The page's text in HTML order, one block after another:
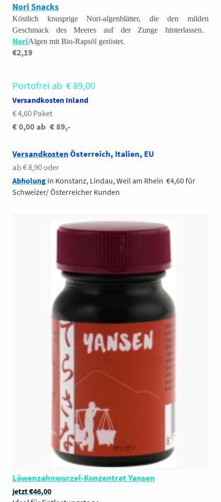
Nori Snacks
Köstlich knusprige Nori-algenblätter, die den milden
Geschmack des Meeres auf der Zunge hinterlassen.
NoriAlgen mit Bio-Rapsöl geröstet.
€2,19
Portofrei ab € 89,00
Versandkosten Inland
€ 4,60 Paket
€ 0,00 ab € 89,-
VersandkostenÖsterreich, Italien, EU
ab € 8,90 oder
Abholung in Konstanz, Lindau, Weil am Rhein €4,60 für
Schweizer/ Österreicher Kunden
Löwenzahnwurzel-Konzentrat Yansen
jetzt €46,00